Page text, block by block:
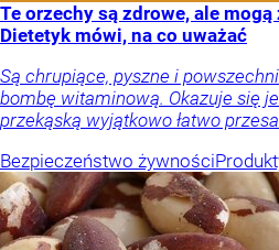
Te orzechy są zdrowe, ale
Dietetyk mówi, na co uważać
Są chrupiące, pyszne i
bombę witaminową. Okazuje się
przekąską wyjątkowo łatwo
Bezpieczeństwo żywności